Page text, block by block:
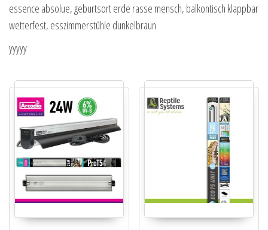
essence absolue, geburtsort erde rasse mensch, balkontisch klappbar
wetterfest, esszimmerstühle dunkelbraun
yyyyy